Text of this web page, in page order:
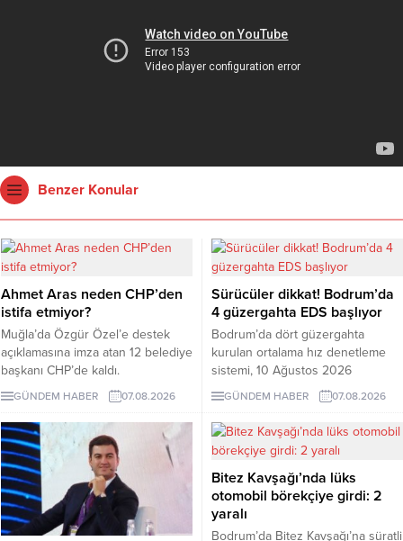
Benzer Konular
Ahmet Aras neden CHP’den
istifa etmiyor?
Muğla’da Özgür Özel’e destek
açıklamasına imza atan 12 belediye
başkanı CHP’de kaldı.
Milletvekilleri Yeni Parti’ye
geçerken belediye başkanlarının
tutumu ve CHP yönetiminin
sessizliği tartışılıyor.
GÜNDEM HABER 07.08.2026
Sürücüler dikkat! Bodrum’da
4 güzergahta EDS başlıyor
Bodrum’da dört güzergahta
kurulan ortalama hız denetleme
sistemi, 10 Ağustos 2026
Pazartesi günü devreye girecek.
İşte EDS uygulanacak yollar.
GÜNDEM HABER 07.08.2026
Bitez Kavşağı’nda lüks
otomobil börekçiye girdi: 2
yaralı
Bodrum’da Bitez Kavşağı’na süratli